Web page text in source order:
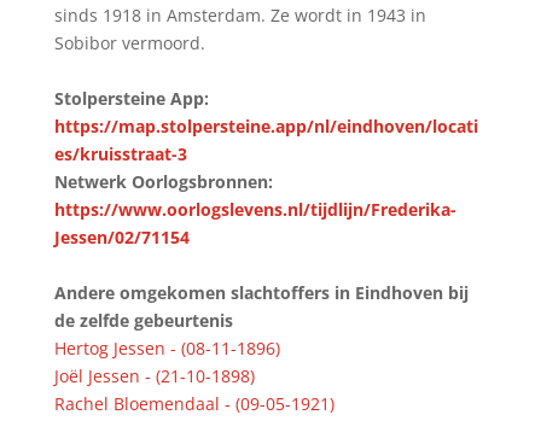
sinds 1918 in Amsterdam. Ze wordt in 1943 in
Sobibor vermoord.
Stolpersteine App:
https://map.stolpersteine.app/nl/eindhoven/locati
es/kruisstraat-3
Netwerk Oorlogsbronnen:
https://www.oorlogslevens.nl/tijdlijn/Frederika-
Jessen/02/71154
Andere omgekomen slachtoffers in Eindhoven bij
de zelfde gebeurtenis
Hertog Jessen - (08-11-1896)
Joël Jessen - (21-10-1898)
Rachel Bloemendaal - (09-05-1921)